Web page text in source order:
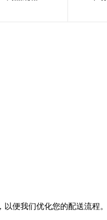
便我们优化您的配送流程。